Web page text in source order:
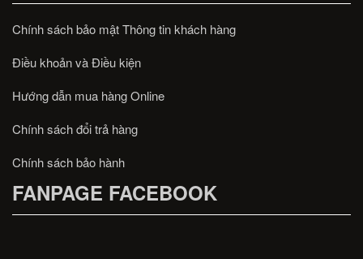
Chính sách bảo mật Thông tin khách hàng
Điều khoản và Điều kiện
Hướng dẫn mua hàng Online
Chính sách đổi trả hàng
Chính sách bảo hành
FANPAGE FACEBOOK